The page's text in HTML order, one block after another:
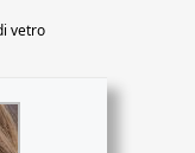
vetro